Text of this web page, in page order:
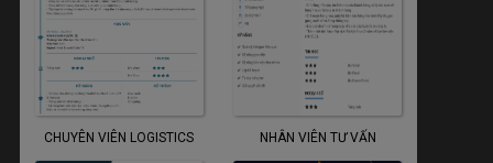
CHUYÊN VIÊN LOGISTICS NHÂN VIÊN TƯ VẤN